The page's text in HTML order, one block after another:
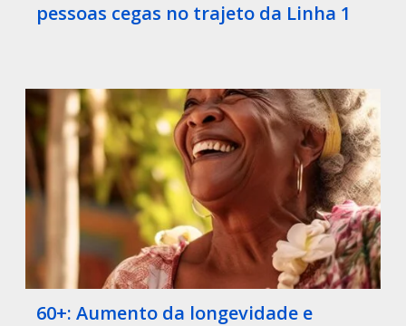
pessoas cegas no trajeto da Linha 1
60+: Aumento da longevidade e